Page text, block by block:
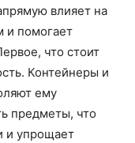
влияет на
и помогает
что стоит
Контейнеры и
ему
предметы, что
и упрощает